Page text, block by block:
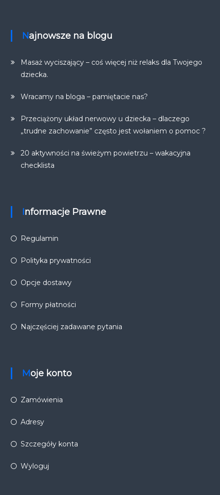
Najnowsze na blogu
Masaż wyciszający – coś więcej niż relaks dla Twojego
dziecka.
Wracamy na bloga – pamiętacie nas?
Przeciążony układ nerwowy u dziecka – dlaczego
„trudne zachowanie” często jest wołaniem o pomoc ?
20 aktywności na świeżym powietrzu – wakacyjna
checklista
Informacje Prawne
Regulamin
Polityka prywatności
Opcje dostawy
Formy płatności
Najczęściej zadawane pytania
Moje konto
Zamówienia
Adresy
Szczegóły konta
Wyloguj